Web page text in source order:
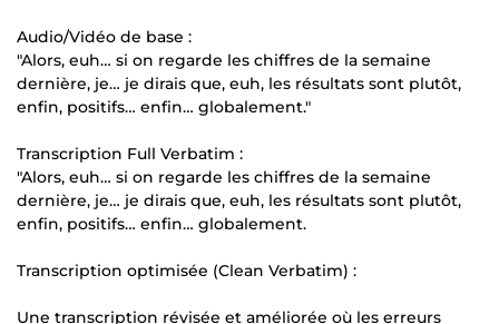
Audio/Vidéo de base :
"Alors, euh… si on regarde les chiffres de la semaine
dernière, je… je dirais que, euh, les résultats sont plutôt,
enfin, positifs… enfin… globalement."
Transcription Full Verbatim :
"Alors, euh… si on regarde les chiffres de la semaine
dernière, je… je dirais que, euh, les résultats sont plutôt,
enfin, positifs… enfin… globalement.
Transcription optimisée (Clean Verbatim) :
Une transcription révisée et améliorée où les erreurs